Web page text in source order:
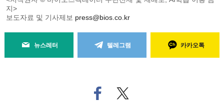
지>
보도자료 및 기사제보 press@bios.co.kr
뉴스레터 텔레그램 카카오톡
페
이
트위
터로